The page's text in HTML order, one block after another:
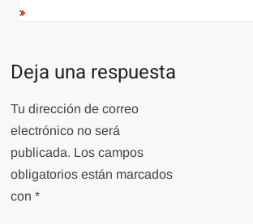
Deja una respuesta
Tu dirección de correo
electrónico no será
publicada. Los campos
obligatorios están marcados
con*